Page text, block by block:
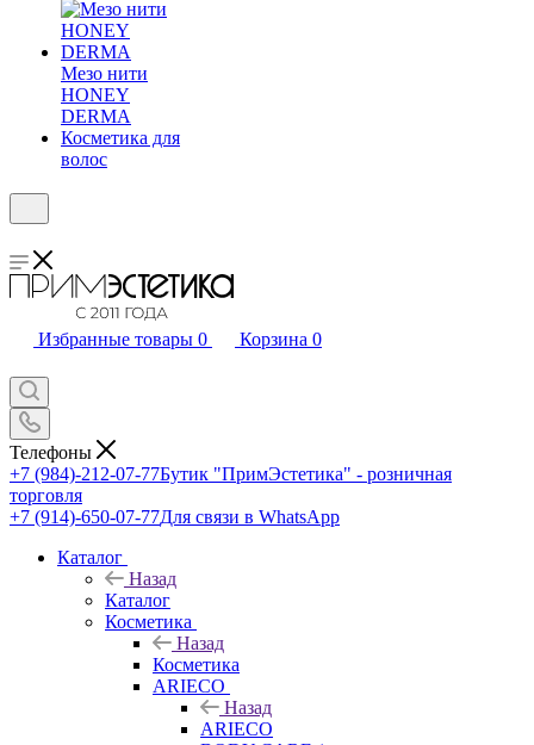
Мезо нити
HONEY
DERMA
Косметика для
волос
Избранные товары 0 Корзина 0
Телефоны
+7 (984)-212-07-77Бутик "ПримЭстетика" - розничная
торговля
+7 (914)-650-07-77Для связи в WhatsApp
Каталог
Назад
Каталог
Косметика
Назад
Косметика
ARIECO
Назад
ARIECO